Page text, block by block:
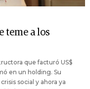
teme a los
que facturó US$
en un holding. Su
social y ahora ya